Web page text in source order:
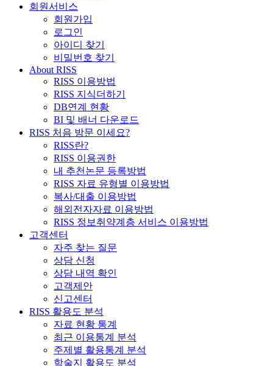
회원서비스
회원가입
로그인
아이디 찾기
비밀번호 찾기
About RISS
RISS 이용방법
RISS 지식더하기
DB연계 현황
BI 및 배너 다운로드
RISS 처음 방문 이세요?
RISS란?
RISS 이용권한
내 추천논문 등록방법
RISS 자료 유형별 이용방법
복사/대출 이용방법
해외전자자료 이용방법
RISS 정보취약계층 서비스 이용방법
고객센터
자주 찾는 질문
상담 신청
상담 내역 확인
고객제안
신고센터
RISS 활용도 분석
자료 현황 통계
최근 이용통계 분석
주제별 활용통계 분석
학술지 활용도 분석